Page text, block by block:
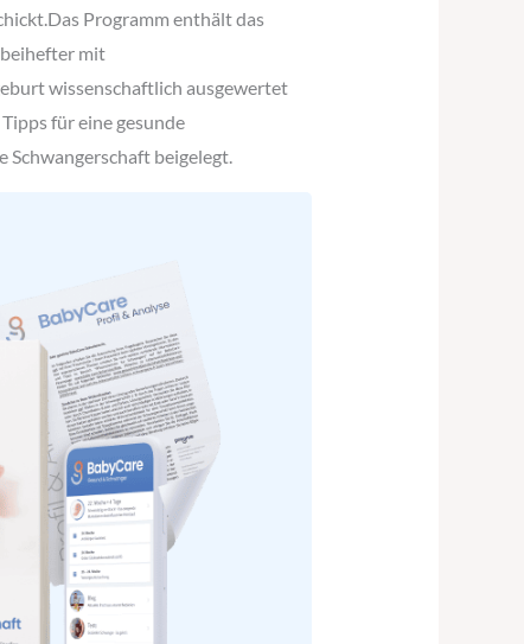
Programm enthält das
mit
wissenschaftlich ausgewertet
für eine gesunde
Schwangerschaft beigelegt.